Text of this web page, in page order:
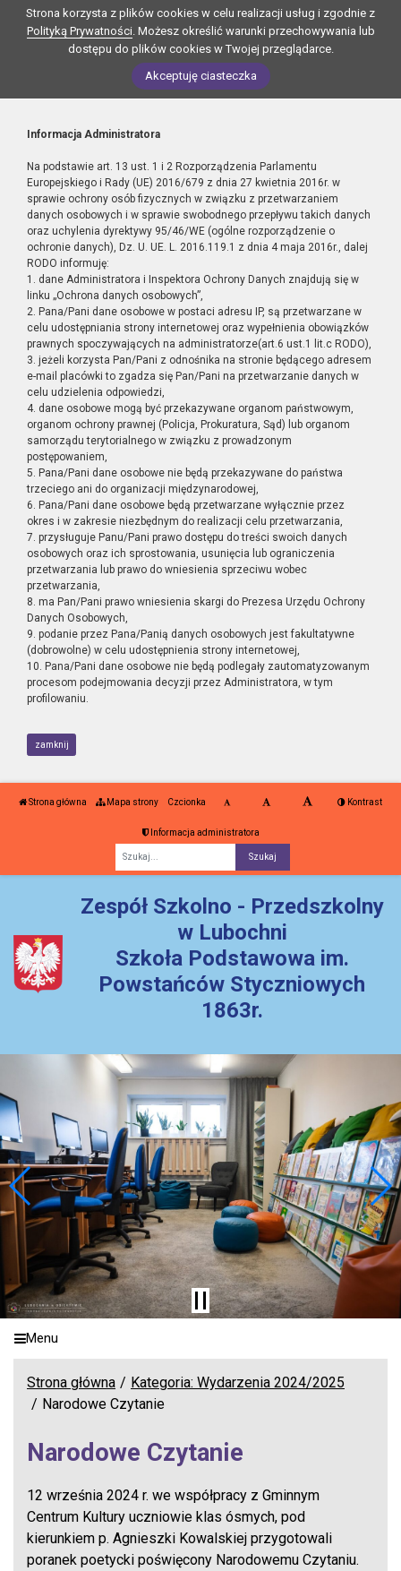
Strona korzysta z plików cookies w celu realizacji usług i zgodnie z
Polityką Prywatności. Możesz określić warunki przechowywania lub
dostępu do plików cookies w Twojej przeglądarce.
Akceptuję ciasteczka
Informacja Administratora
Na podstawie art. 13 ust. 1 i 2 Rozporządzenia Parlamentu
Europejskiego i Rady (UE) 2016/679 z dnia 27 kwietnia 2016r. w
sprawie ochrony osób fizycznych w związku z przetwarzaniem
danych osobowych i w sprawie swobodnego przepływu takich danych
oraz uchylenia dyrektywy 95/46/WE (ogólne rozporządzenie o
ochronie danych), Dz. U. UE. L. 2016.119.1 z dnia 4 maja 2016r., dalej
RODO informuję:
1. dane Administratora i Inspektora Ochrony Danych znajdują się w
linku „Ochrona danych osobowych”,
2. Pana/Pani dane osobowe w postaci adresu IP, są przetwarzane w
celu udostępniania strony internetowej oraz wypełnienia obowiązków
prawnych spoczywających na administratorze(art.6 ust.1 lit.c RODO),
3. jeżeli korzysta Pan/Pani z odnośnika na stronie będącego adresem
e-mail placówki to zgadza się Pan/Pani na przetwarzanie danych w
celu udzielenia odpowiedzi,
4. dane osobowe mogą być przekazywane organom państwowym,
organom ochrony prawnej (Policja, Prokuratura, Sąd) lub organom
samorządu terytorialnego w związku z prowadzonym
postępowaniem,
5. Pana/Pani dane osobowe nie będą przekazywane do państwa
trzeciego ani do organizacji międzynarodowej,
6. Pana/Pani dane osobowe będą przetwarzane wyłącznie przez
okres i w zakresie niezbędnym do realizacji celu przetwarzania,
7. przysługuje Panu/Pani prawo dostępu do treści swoich danych
osobowych oraz ich sprostowania, usunięcia lub ograniczenia
przetwarzania lub prawo do wniesienia sprzeciwu wobec
przetwarzania,
8. ma Pan/Pani prawo wniesienia skargi do Prezesa Urzędu Ochrony
Danych Osobowych,
9. podanie przez Pana/Panią danych osobowych jest fakultatywne
(dobrowolne) w celu udostępnienia strony internetowej,
10. Pana/Pani dane osobowe nie będą podlegały zautomatyzowanym
procesom podejmowania decyzji przez Administratora, w tym
profilowaniu.
zamknij
Strona główna Mapa strony Czcionka Kontrast
Informacja administratora
Zespół Szkolno - Przedszkolny
w Lubochni
Szkoła Podstawowa im.
Powstańców Styczniowych
1863r.
Menu
Strona główna
Kategoria: Wydarzenia 2024/2025
Narodowe Czytanie
Narodowe Czytanie
12 września 2024 r. we współpracy z Gminnym
Centrum Kultury uczniowie klas ósmych, pod
kierunkiem p. Agnieszki Kowalskiej przygotowali
poranek poetycki poświęcony Narodowemu Czytaniu.